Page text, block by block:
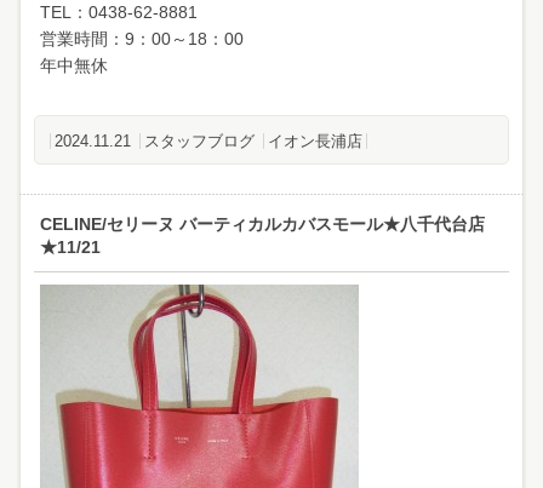
TEL：0438-62-8881
営業時間：9：00～18：00
年中無休
2024.11.21 スタッフブログ イオン長浦店
CELINE/セリーヌ バーティカルカバスモール★八千代台店
★11/21